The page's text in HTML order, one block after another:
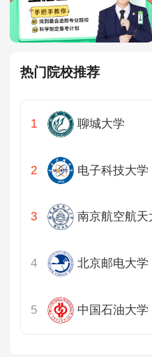
热门院校推荐
聊城大学
电子科技大学
南京航空航天
北京邮电大学